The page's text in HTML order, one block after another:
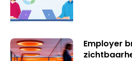
Employer